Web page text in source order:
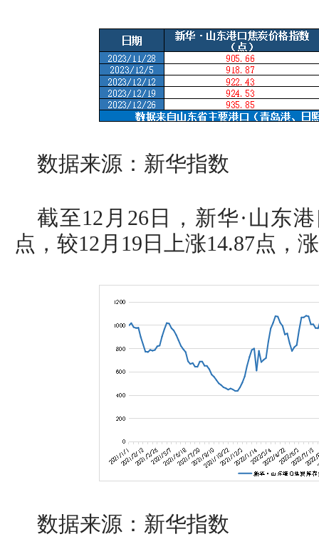
数据来源：新华指数
截至12月26日，新华·山东
点，较12月19日上涨14.87点，
数据来源：新华指数